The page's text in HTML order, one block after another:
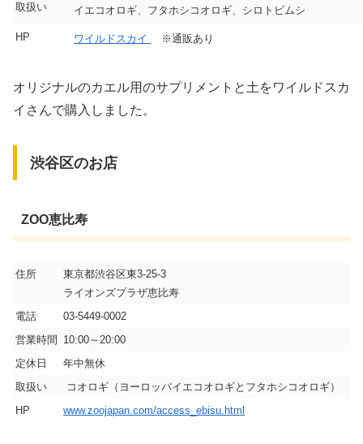
取扱い イエコオロギ、フタホシコオロギ、シロトビムシ
HP ワイルドスカイ ※通販あり
オリジナルのカエル用のサプリメントと土をワイルドスカ
イさんで購入しました。
渋谷区のお店
ZOO恵比寿
住所
東京都渋谷区東3-25-3
ライオンズプラザ恵比寿
電話
03-5449-0002
営業時間 10:00～20:00
定休日
年中無休
取扱い
コオロギ（ヨーロッパイエコオロギとフタホシコオロギ）
HP
www.zoojapan.com/access_ebisu.html